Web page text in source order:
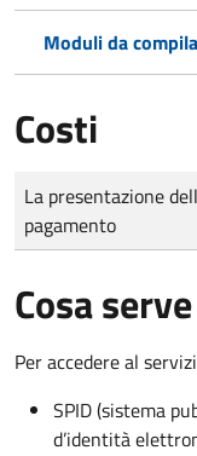
Moduli da
Costi
Tipo di pagamento
Importo
La presentazione
pagamento
Cosa serve
Per accedere al
SPID (sistema
d’identità